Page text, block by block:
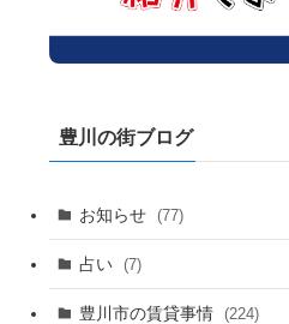
豊川の街ブログ
お知らせ (77)
占い (7)
豊川市の賃貸事情 (224)